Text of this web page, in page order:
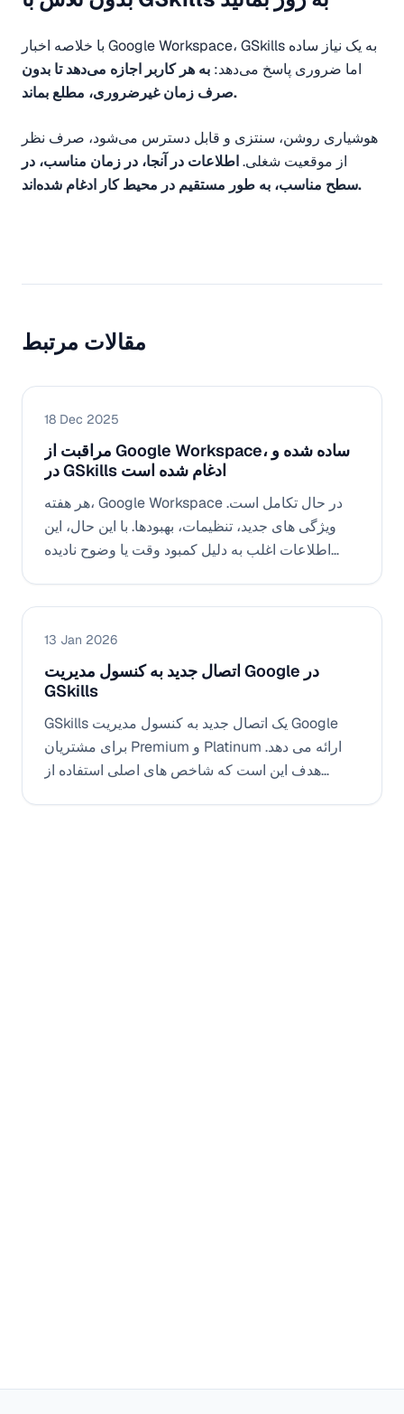
با خلاصه اخبار Google Workspace، GSkills به یک نیاز ساده
اما ضروری پاسخ می‌دهد: به هر کاربر اجازه می‌دهد تا بدون
صرف زمان غیرضروری، مطلع بماند.
هوشیاری روشن، سنتزی و قابل دسترس می‌شود، صرف نظر
از موقعیت شغلی.اطلاعات در آنجا، در زمان مناسب، در
سطح مناسب، به طور مستقیم در محیط کار ادغام شده‌اند.
مقالات مرتبط
18 Dec 2025
مراقبت از Google Workspace، ساده شده و
در GSkills ادغام شده است
هر هفته، Google Workspace در حال تکامل است.
ویژگی های جدید، تنظیمات، بهبودها. با این حال، این
اطلاعات اغلب به دلیل کمبود وقت یا وضوح نادیده
یا اضافه بار.
13 Jan 2026
اتصال جدید به کنسول مدیریت Google در
GSkills
GSkills یک اتصال جدید به کنسول مدیریت Google
برای مشتریان Premium و Platinum ارائه می دهد.
هدف این است که شاخص های اصلی استفاده از